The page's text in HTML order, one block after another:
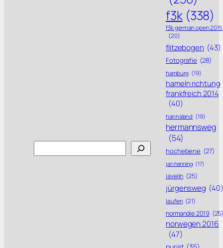
f3k (338)
f3k german open 2015
(20)
flitzebogen (43)
Fotografie (28)
hamburg (19)
hameln richtung
frankfreich 2014
(40)
hannaland (19)
hermannsweg
(54)
hochebene (27)
jan henning (17)
javelin (25)
jürgensweg (40)
laufen (21)
normandie 2019
norwegen 2016
(47)